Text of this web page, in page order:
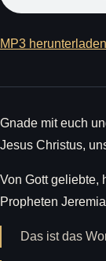
MP3 herunterladen
Gnade mit euch
Jesus Christus,
Von Gott geliebte,
Propheten
Das ist das